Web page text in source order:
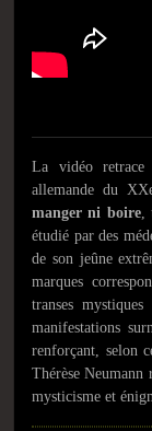
La vidéo
allemande du
manger ni boire,
étudié par des
de son jeûne
marques
transes
manifestations
renforçant, selon
Thérèse Neumann
mysticisme et